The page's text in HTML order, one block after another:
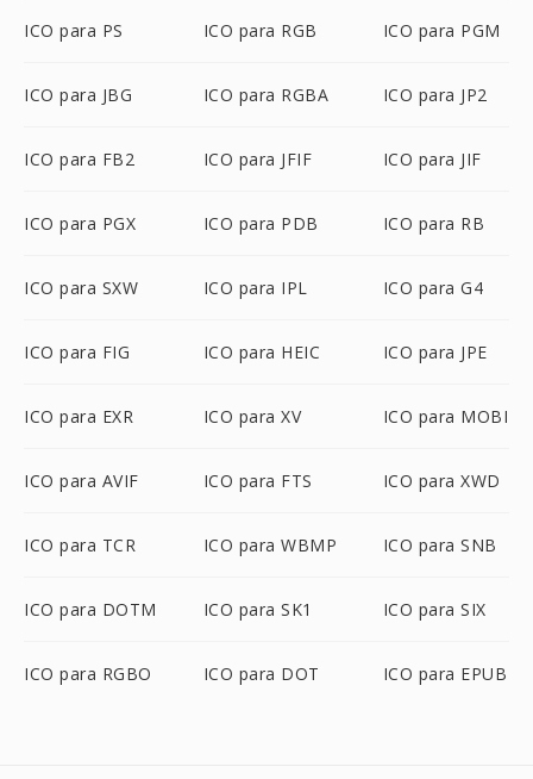
ICO para PS ICO para RGB ICO para PGM
ICO para JBG ICO para RGBA ICO para JP2
ICO para FB2 ICO para JFIF ICO para JIF
ICO para PGX ICO para PDB ICO para RB
ICO para SXW ICO para IPL ICO para G4
ICO para FIG ICO para HEIC ICO para JPE
ICO para EXR ICO para XV ICO para MOBI
ICO para AVIF ICO para FTS ICO para XWD
ICO para TCR ICO para WBMP ICO para SNB
ICO para DOTM ICO para SK1 ICO para SIX
ICO para RGBO ICO para DOT ICO para EPUB